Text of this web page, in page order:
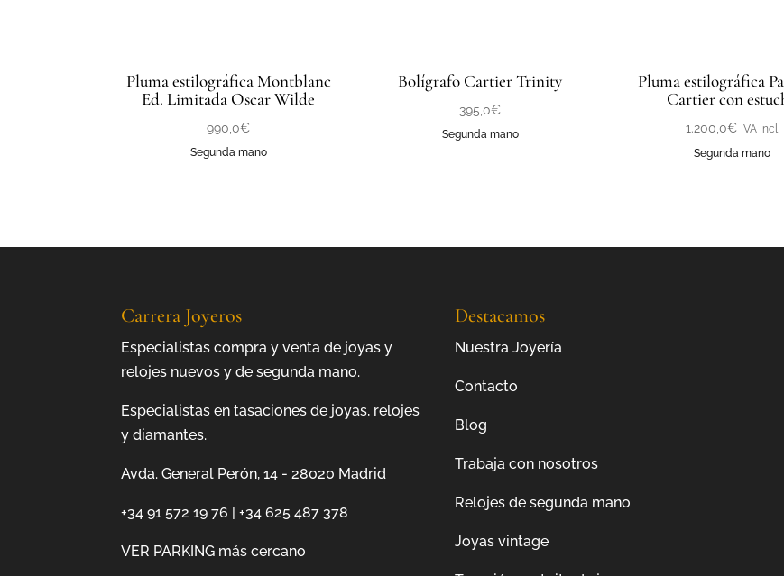
Pluma estilográfica Montblanc
Ed. Limitada Oscar Wilde
990,0€
Segunda mano
Bolígrafo Cartier Trinity
395,0€
Segunda mano
Pluma estilográfica
Cartier con
1.200,0€ IVA Incl
Segunda mano
Carrera Joyeros
Especialistas compra y venta de joyas y
relojes nuevos y de segunda mano.
Especialistas en tasaciones de joyas, relojes
y diamantes.
Avda. General Perón, 14 - 28020 Madrid
+34 91 572 19 76 |+34 625 487 378
VER PARKING más cercano
Destacamos
Nuestra Joyería
Contacto
Blog
Trabaja con nosotros
Relojes de segunda mano
Joyas vintage